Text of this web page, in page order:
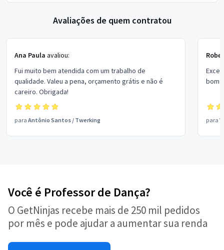
Avaliações de quem contratou
Ana Paula avaliou:
Fui muito bem atendida com um trabalho de
qualidade. Valeu a pena, orçamento grátis e não é
careiro. Obrigada!
para Antônio Santos / Twerking
bom
para
Você é Professor de Dança?
O GetNinjas recebe mais de 250 mil pedidos
por mês e pode ajudar a aumentar sua renda